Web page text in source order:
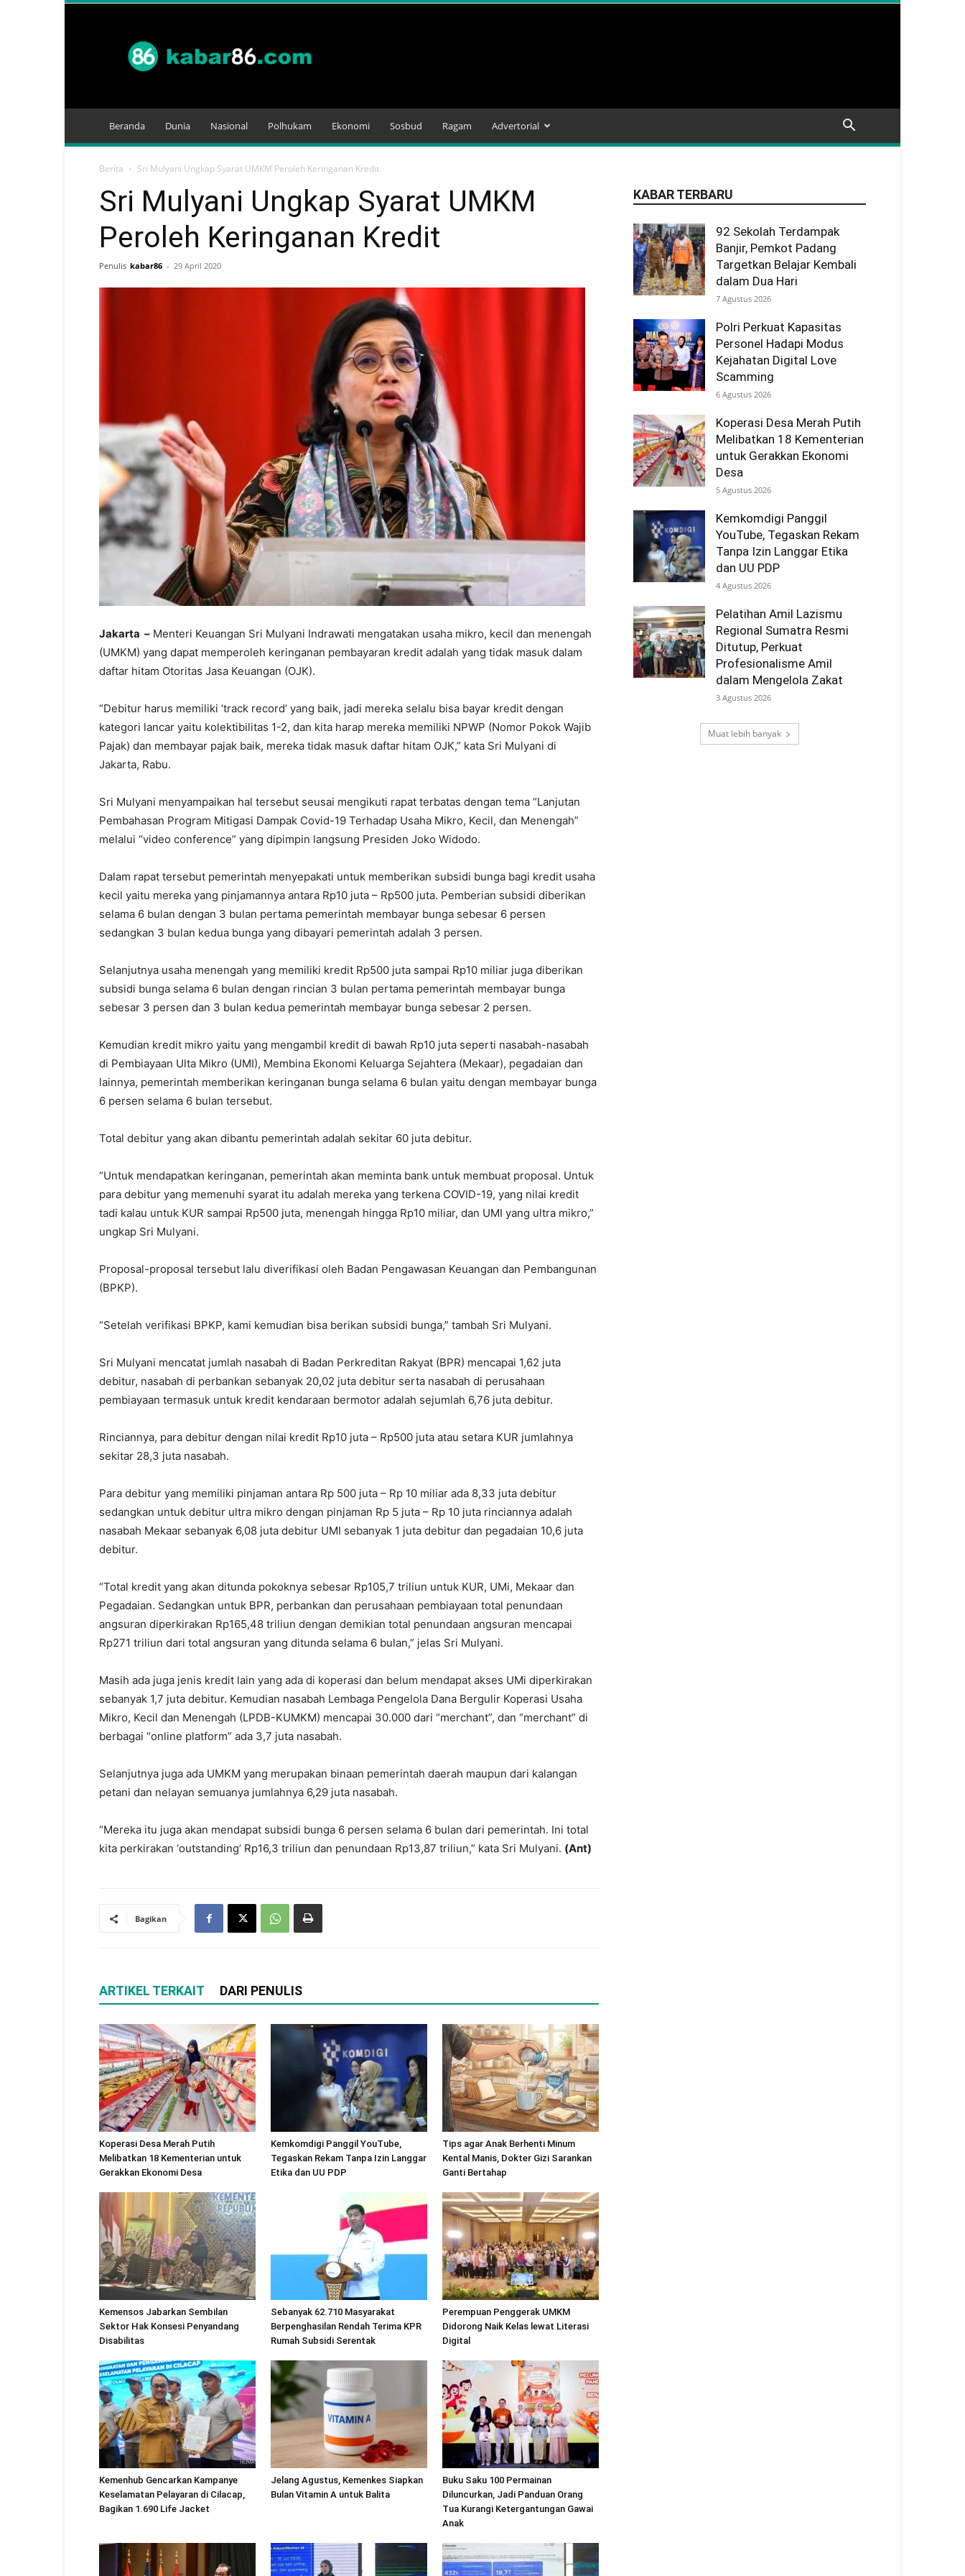
Beranda Dunia Nasional Polhukam Ekonomi Sosbud Ragam Advertorial
Berita Sri Mulyani Ungkap Syarat UMKM Peroleh Keringanan Kredit
Sri Mulyani Ungkap Syarat UMKM
Peroleh Keringanan Kredit
Penulis kabar86 - 29 April 2020
Jakarta – Menteri Keuangan Sri Mulyani Indrawati mengatakan usaha mikro, kecil dan menengah
(UMKM) yang dapat memperoleh keringanan pembayaran kredit adalah yang tidak masuk dalam
daftar hitam Otoritas Jasa Keuangan (OJK).
“Debitur harus memiliki ‘track record’ yang baik, jadi mereka selalu bisa bayar kredit dengan
kategori lancar yaitu kolektibilitas 1-2, dan kita harap mereka memiliki NPWP (Nomor Pokok Wajib
Pajak) dan membayar pajak baik, mereka tidak masuk daftar hitam OJK,” kata Sri Mulyani di
Jakarta, Rabu.
Sri Mulyani menyampaikan hal tersebut seusai mengikuti rapat terbatas dengan tema “Lanjutan
Pembahasan Program Mitigasi Dampak Covid-19 Terhadap Usaha Mikro, Kecil, dan Menengah”
melalui “video conference” yang dipimpin langsung Presiden Joko Widodo.
Dalam rapat tersebut pemerintah menyepakati untuk memberikan subsidi bunga bagi kredit usaha
kecil yaitu mereka yang pinjamannya antara Rp10 juta – Rp500 juta. Pemberian subsidi diberikan
selama 6 bulan dengan 3 bulan pertama pemerintah membayar bunga sebesar 6 persen
sedangkan 3 bulan kedua bunga yang dibayari pemerintah adalah 3 persen.
Selanjutnya usaha menengah yang memiliki kredit Rp500 juta sampai Rp10 miliar juga diberikan
subsidi bunga selama 6 bulan dengan rincian 3 bulan pertama pemerintah membayar bunga
sebesar 3 persen dan 3 bulan kedua pemerintah membayar bunga sebesar 2 persen.
Kemudian kredit mikro yaitu yang mengambil kredit di bawah Rp10 juta seperti nasabah-nasabah
di Pembiayaan Ulta Mikro (UMI), Membina Ekonomi Keluarga Sejahtera (Mekaar), pegadaian dan
lainnya, pemerintah memberikan keringanan bunga selama 6 bulan yaitu dengan membayar bunga
6 persen selama 6 bulan tersebut.
Total debitur yang akan dibantu pemerintah adalah sekitar 60 juta debitur.
“Untuk mendapatkan keringanan, pemerintah akan meminta bank untuk membuat proposal. Untuk
para debitur yang memenuhi syarat itu adalah mereka yang terkena COVID-19, yang nilai kredit
tadi kalau untuk KUR sampai Rp500 juta, menengah hingga Rp10 miliar, dan UMI yang ultra mikro,”
ungkap Sri Mulyani.
Proposal-proposal tersebut lalu diverifikasi oleh Badan Pengawasan Keuangan dan Pembangunan
(BPKP).
“Setelah verifikasi BPKP, kami kemudian bisa berikan subsidi bunga,” tambah Sri Mulyani.
Sri Mulyani mencatat jumlah nasabah di Badan Perkreditan Rakyat (BPR) mencapai 1,62 juta
debitur, nasabah di perbankan sebanyak 20,02 juta debitur serta nasabah di perusahaan
pembiayaan termasuk untuk kredit kendaraan bermotor adalah sejumlah 6,76 juta debitur.
Rinciannya, para debitur dengan nilai kredit Rp10 juta – Rp500 juta atau setara KUR jumlahnya
sekitar 28,3 juta nasabah.
Para debitur yang memiliki pinjaman antara Rp 500 juta – Rp 10 miliar ada 8,33 juta debitur
sedangkan untuk debitur ultra mikro dengan pinjaman Rp 5 juta – Rp 10 juta rinciannya adalah
nasabah Mekaar sebanyak 6,08 juta debitur UMI sebanyak 1 juta debitur dan pegadaian 10,6 juta
debitur.
“Total kredit yang akan ditunda pokoknya sebesar Rp105,7 triliun untuk KUR, UMi, Mekaar dan
Pegadaian. Sedangkan untuk BPR, perbankan dan perusahaan pembiayaan total penundaan
angsuran diperkirakan Rp165,48 triliun dengan demikian total penundaan angsuran mencapai
Rp271 triliun dari total angsuran yang ditunda selama 6 bulan,” jelas Sri Mulyani.
Masih ada juga jenis kredit lain yang ada di koperasi dan belum mendapat akses UMi diperkirakan
sebanyak 1,7 juta debitur. Kemudian nasabah Lembaga Pengelola Dana Bergulir Koperasi Usaha
Mikro, Kecil dan Menengah (LPDB-KUMKM) mencapai 30.000 dari “merchant”, dan “merchant” di
berbagai “online platform” ada 3,7 juta nasabah.
Selanjutnya juga ada UMKM yang merupakan binaan pemerintah daerah maupun dari kalangan
petani dan nelayan semuanya jumlahnya 6,29 juta nasabah.
“Mereka itu juga akan mendapat subsidi bunga 6 persen selama 6 bulan dari pemerintah. Ini total
kita perkirakan ‘outstanding’ Rp16,3 triliun dan penundaan Rp13,87 triliun,” kata Sri Mulyani. (Ant)
Bagikan
ARTIKEL TERKAIT DARI PENULIS
Koperasi Desa Merah Putih
Melibatkan 18 Kementerian untuk
Gerakkan Ekonomi Desa
Kemkomdigi Panggil YouTube,
Tegaskan Rekam Tanpa Izin Langgar
Etika dan UU PDP
Tips agar Anak Berhenti Minum
Kental Manis, Dokter Gizi Sarankan
Ganti Bertahap
Kemensos Jabarkan Sembilan
Sektor Hak Konsesi Penyandang
Disabilitas
Sebanyak 62.710 Masyarakat
Berpenghasilan Rendah Terima KPR
Rumah Subsidi Serentak
Perempuan Penggerak UMKM
Didorong Naik Kelas lewat Literasi
Digital
Kemenhub Gencarkan Kampanye
Keselamatan Pelayaran di Cilacap,
Bagikan 1.690 Life Jacket
Jelang Agustus, Kemenkes Siapkan
Bulan Vitamin A untuk Balita
Buku Saku 100 Permainan
Diluncurkan, Jadi Panduan Orang
Tua Kurangi Ketergantungan Gawai
Anak
KABAR TERBARU
92 Sekolah Terdampak
Banjir, Pemkot Padang
Targetkan Belajar Kembali
dalam Dua Hari
7 Agustus 2026
Polri Perkuat Kapasitas
Personel Hadapi Modus
Kejahatan Digital Love
Scamming
6 Agustus 2026
Koperasi Desa Merah Putih
Melibatkan 18 Kementerian
untuk Gerakkan Ekonomi
Desa
5 Agustus 2026
Kemkomdigi Panggil
YouTube, Tegaskan Rekam
Tanpa Izin Langgar Etika
dan UU PDP
4 Agustus 2026
Pelatihan Amil Lazismu
Regional Sumatra Resmi
Ditutup, Perkuat
Profesionalisme Amil
dalam Mengelola Zakat
3 Agustus 2026
Muat lebih banyak